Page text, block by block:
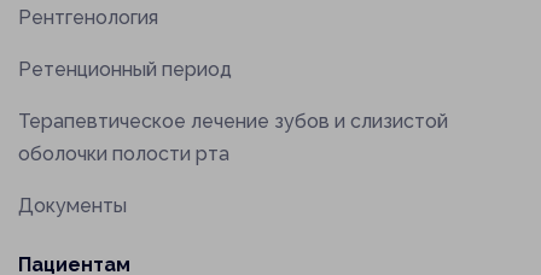
Рентгенология
Ретенционный период
Терапевтическое лечение зубов и слизистой
оболочки полости рта
Документы
Пациентам